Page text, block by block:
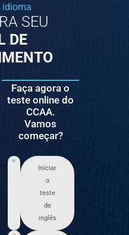
idioma
SEU
DE
Faça agora o
teste online do
CCAA.
Vamos
começar?
Iniciar
o
teste
de
inglês